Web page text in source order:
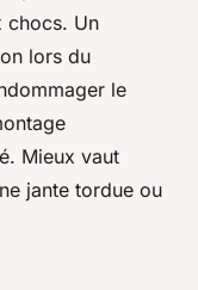
chocs. Un
lors du
le
Mieux vaut
jante tordue ou